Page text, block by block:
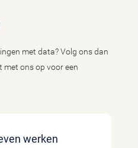
met data? Volg ons dan
met ons op voor een
werken